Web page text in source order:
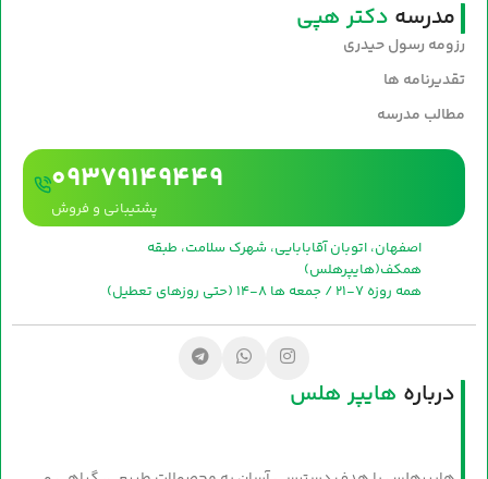
مدرسه دکتر هپی
رزومه رسول حیدری
تقدیرنامه ها
مطالب مدرسه
09379149449
پشتیبانی و فروش
اصفهان، اتوبان آقابابایی، شهرک سلامت، طبقه
همکف(هایپرهلس)
همه روزه 7-21 / جمعه ها 8-14 (حتی روزهای تعطیل)
درباره هایپر هلس